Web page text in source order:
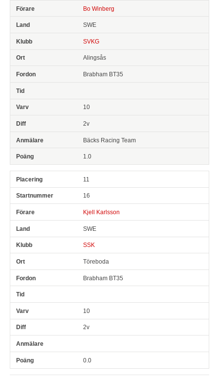
Bo Winberg
SWE
SVKG
Alingsås
Brabham BT35
10
2v
Bäcks Racing Team
1.0
11
16
Kjell Karlsson
SWE
SSK
Töreboda
Brabham BT35
10
2v
0.0